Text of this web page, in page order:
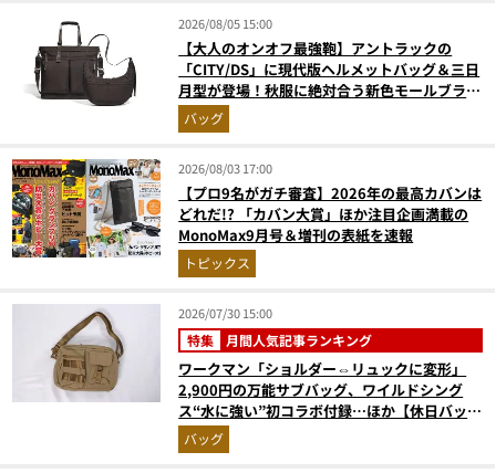
2026/08/05 15:00
【大人のオンオフ最強鞄】アントラックの
「CITY/DS」に現代版ヘルメットバッグ＆三日
月型が登場！秋服に絶対合う新色モールブラウ
ンが傑作
バッグ
2026/08/03 17:00
【プロ9名がガチ審査】2026年の最高カバンは
どれだ!? 「カバン大賞」ほか注目企画満載の
MonoMax9月号＆増刊の表紙を速報
トピックス
2026/07/30 15:00
特集 月間人気記事ランキング
ワークマン「ショルダー⇔リュックに変形」
2,900円の万能サブバッグ、ワイルドシング
ス“水に強い”初コラボ付録…ほか【休日バッグ
の人気記事ランキングベスト3】（2026年6月
版）
バッグ